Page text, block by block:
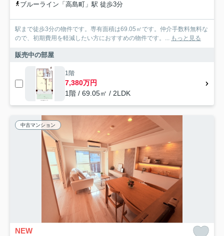
ブルーライン「高島町」駅 徒歩3分
駅まで徒歩3分の物件です。専有面積は69.05㎡です。仲介手数料無料な
ので、初期費用を軽減したい方におすすめの物件です。... もっと見る
販売中の部屋
1階
7,380万円
1階 / 69.05㎡ / 2LDK
中古マンション
NEW